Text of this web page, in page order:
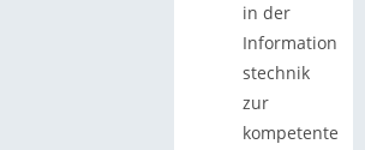
in der
Information
stechnik
zur
kompetente